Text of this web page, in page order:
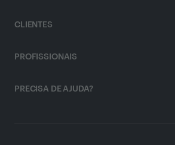
CLIENTES
PROFISSIONAIS
PRECISA DE AJUDA?